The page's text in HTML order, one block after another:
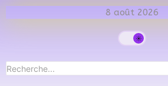
8 août 2026